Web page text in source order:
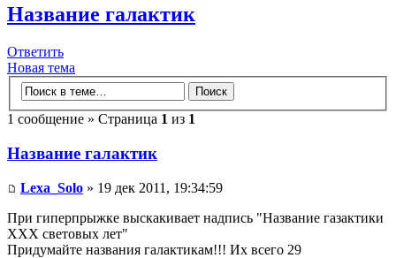
Название галактик
Ответить
Новая тема
1 сообщение » Страница 1 из 1
Название галактик
Lexa_Solo » 19 дек 2011, 19:34:59
При гиперпрыжке выскакивает надпись "Название газактики
XXX световых лет"
Придумайте названия галактикам!!! Их всего 29